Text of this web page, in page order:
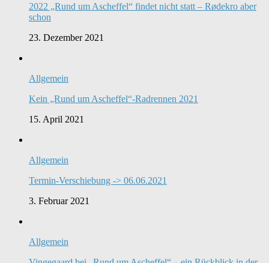
2022 „Rund um Ascheffel“ findet nicht statt – Rødekro aber
schon
23. Dezember 2021
Allgemein
Kein „Rund um Ascheffel“-Radrennen 2021
15. April 2021
Allgemein
Termin-Verschiebung -> 06.06.2021
3. Februar 2021
Allgemein